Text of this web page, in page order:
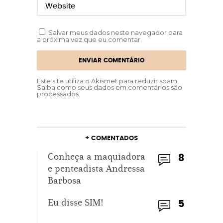
Salvar meus dados neste navegador para
a próxima vez que eu comentar.
Este site utiliza o Akismet para reduzir spam.
Saiba como seus dados em comentários são
processados.
+ COMENTADOS
8
Conheça a maquiadora
e penteadista Andressa
Barbosa
5
Eu disse SIM!